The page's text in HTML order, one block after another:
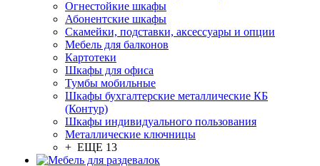
Огнестойкие шкафы
Абонентские шкафы
Скамейки, подставки, аксессуары и опции
Мебель для балконов
Картотеки
Шкафы для офиса
Тумбы мобильные
Шкафы бухгалтерские металлические КБ
(Контур)
Шкафы индивидуального пользования
Металлические ключницы
+ ЕЩЕ 13